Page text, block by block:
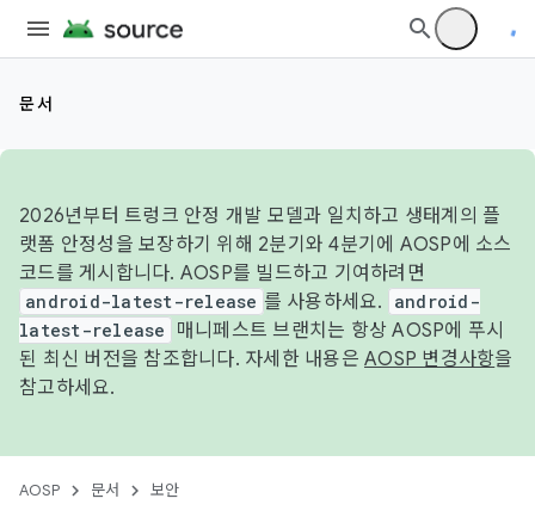
문서
2026년부터 트렁크 안정 개발 모델과 일치하고 생태계의 플
랫폼 안정성을 보장하기 위해 2분기와 4분기에 AOSP에 소스
코드를 게시합니다. AOSP를 빌드하고 기여하려면
android-latest-release 를 사용하세요.
android-
latest-release
매니페스트 브랜치는 항상 AOSP에 푸시
된 최신 버전을 참조합니다. 자세한 내용은 AOSP 변경사항을
참고하세요.
AOSP 문서 보안